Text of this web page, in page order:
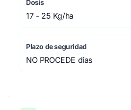
Dosis
17 - 25 Kg/ha
Plazo de seguridad
NO PROCEDE días